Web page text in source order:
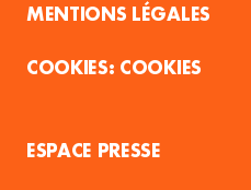
MENTIONS LÉGALES
COOKIES
ESPACE PRESSE